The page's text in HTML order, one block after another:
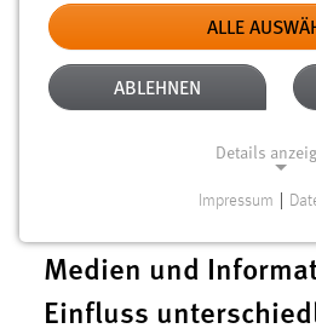
10.12.2018
Zuerst lernten die
mit dem ersten
verschmelzen Bild
in ihren Bann,
Audiogestaltung
Medien und
Einfluss
ALLE
ABLEHNEN
Details
Notwendige Cookies
Funktionen und sind für die
Website erforderlich.
Impressum